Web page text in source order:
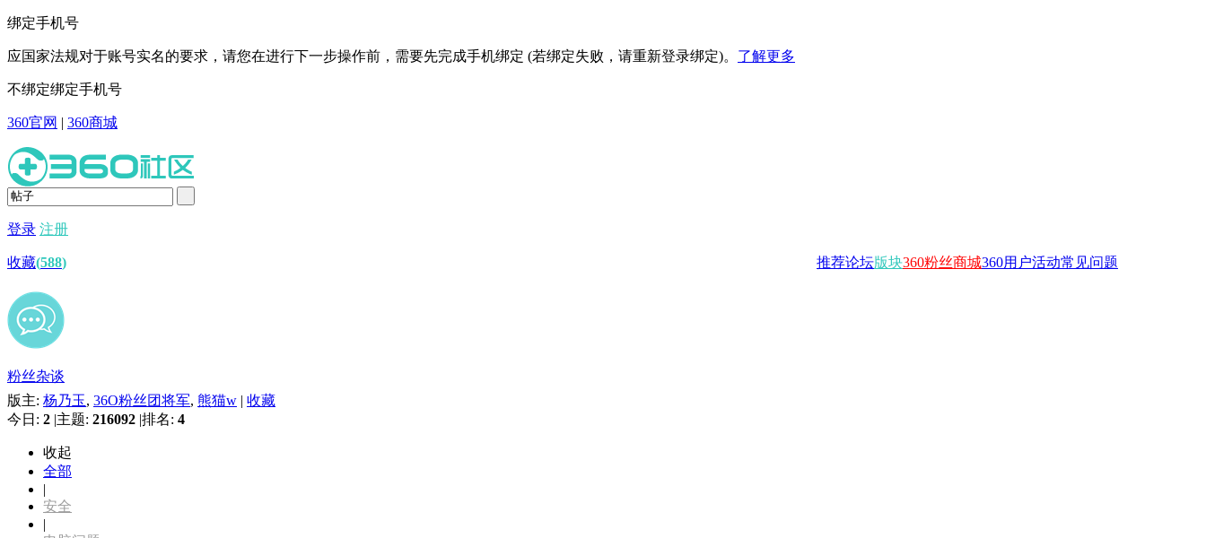
绑定手机号
应国家法规对于账号实名的要求，请您在进行下一步操作前，需要先完成手机绑定 (若绑定失败，请重新登录绑定)。 了解更多
不绑定绑定手机号
360官网 | 360商城
登录 注册
推荐论坛版块360粉丝商城360用户活动常见问题
收藏(588)
粉丝杂谈
版主: 杨乃玉, 36O粉丝团将军, 熊猫w | 收藏
今日: 2 |主题: 216092 |排名: 4
收起
全部
|
安全
|